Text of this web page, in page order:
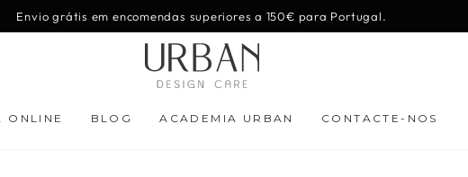
Envio grátis em encomendas superiores a 150€ para Portugal.
ONLINE BLOG ACADEMIA URBAN CONTACTE-NOS